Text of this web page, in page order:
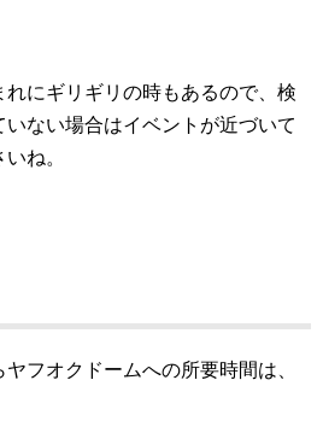
にギリギリの時もあるので、検
ない場合はイベントが近づいて
ね。
フオクドームへの所要時間は、